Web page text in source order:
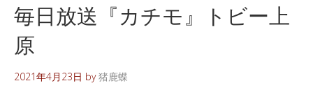
毎日放送『カチモ』トビー上
原
2021年4月23日 by猪鹿蝶